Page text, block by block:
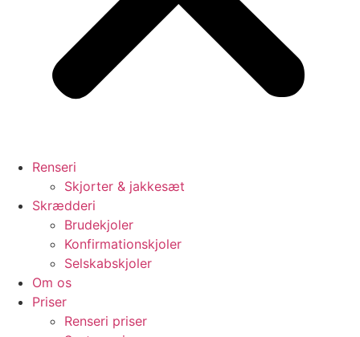
Renseri
Skjorter & jakkesæt
Skrædderi
Brudekjoler
Konfirmationskjoler
Selskabskjoler
Om os
Priser
Renseri priser